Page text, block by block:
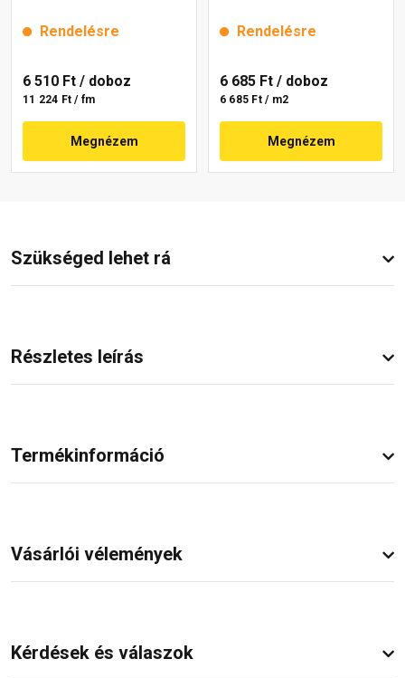
Rendelésre
6 510 Ft / doboz
11 224 Ft / fm
Megnézem
Rendelésre
6 685 Ft / doboz
6 685 Ft / m2
Megnézem
Szükséged lehet rá
Részletes leírás
Termékinformáció
Vásárlói vélemények
Kérdések és válaszok